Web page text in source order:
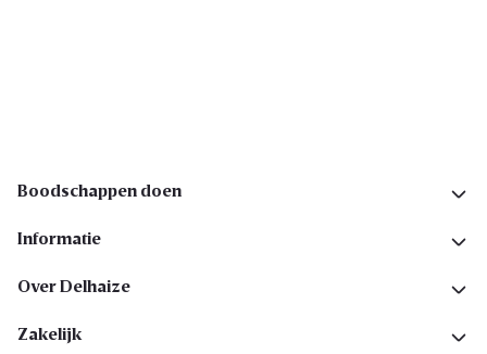
Boodschappen doen
Informatie
Over Delhaize
Zakelijk